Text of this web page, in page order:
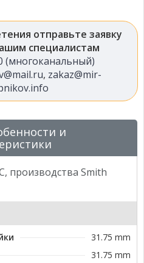
отправьте заявку
специалистам
(многоканальный)
, zakaz@mir-
и
производства Smith
31.75 mm
31.75 mm